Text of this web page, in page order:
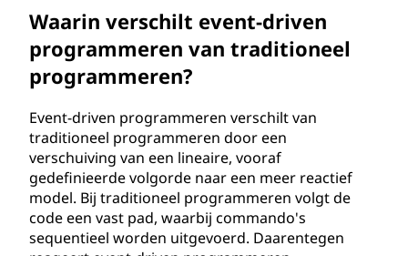
Waarin verschilt event-driven
programmeren van traditioneel
programmeren?
Event-driven programmeren verschilt van
traditioneel programmeren door een
verschuiving van een lineaire, vooraf
gedefinieerde volgorde naar een meer reactief
model. Bij traditioneel programmeren volgt de
code een vast pad, waarbij commando's
sequentieel worden uitgevoerd. Daarentegen